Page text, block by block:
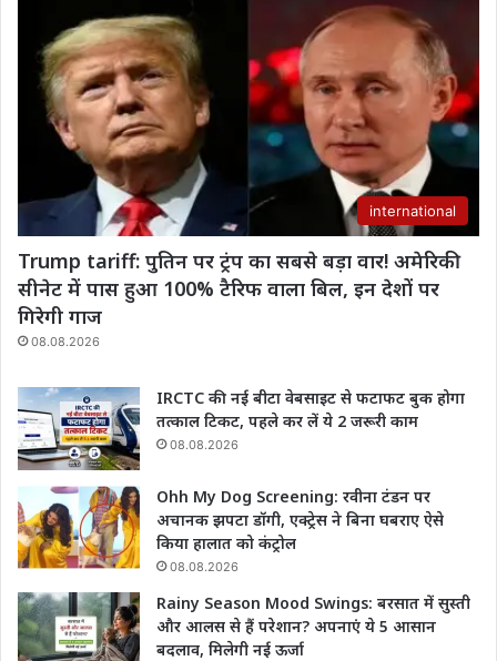
international
Trump tariff: पुतिन पर ट्रंप का सबसे बड़ा वार! अमेरिकी
सीनेट में पास हुआ 100% टैरिफ वाला बिल, इन देशों पर
गिरेगी गाज
08.08.2026
IRCTC की नई बीटा वेबसाइट से फटाफट बुक होगा
तत्काल टिकट, पहले कर लें ये 2 जरूरी काम
08.08.2026
Ohh My Dog Screening: रवीना टंडन पर
अचानक झपटा डॉगी, एक्ट्रेस ने बिना घबराए ऐसे
किया हालात को कंट्रोल
08.08.2026
Rainy Season Mood Swings: बरसात में सुस्ती
और आलस से हैं परेशान? अपनाएं ये 5 आसान
बदलाव, मिलेगी नई ऊर्जा